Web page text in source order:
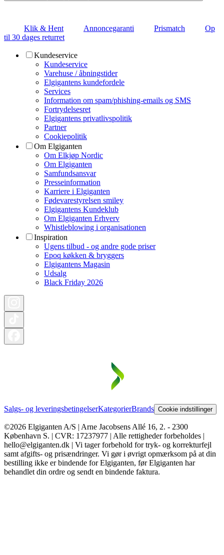
Klik & Hent Annoncegaranti Prismatch
Op
til 30 dages returret
Kundeservice
Kundeservice
Varehuse / åbningstider
Elgigantens kundefordele
Services
Information om spam/phishing-emails og SMS
Fortrydelsesret
Elgigantens privatlivspolitik
Partner
Cookiepolitik
Om Elgiganten
Om Elkjøp Nordic
Om Elgiganten
Samfundsansvar
Presseinformation
Karriere i Elgiganten
Fødevarestyrelsen smiley
Elgigantens Kundeklub
Om Elgiganten Erhverv
Whistleblowing i organisationen
Inspiration
Ugens tilbud - og andre gode priser
Epoq køkken & bryggers
Elgigantens Magasin
Udsalg
Black Friday 2026
Salgs- og leveringsbetingelserKategorierBrands Cookie indstillinger
©2026 Elgiganten A/S | Arne Jacobsens Allé 16, 2. - 2300
København S. | CVR: 17237977 | Alle rettigheder forbeholdes |
hello@elgiganten.dk | Vi tager forbehold for tryk- og korrekturfejl
samt afgifts- og prisændringer. Vi gør i øvrigt opmærksom på at din
bestilling ikke er bindende for Elgiganten, før Elgiganten har
behandlet din ordre og sendt en bindende faktura.